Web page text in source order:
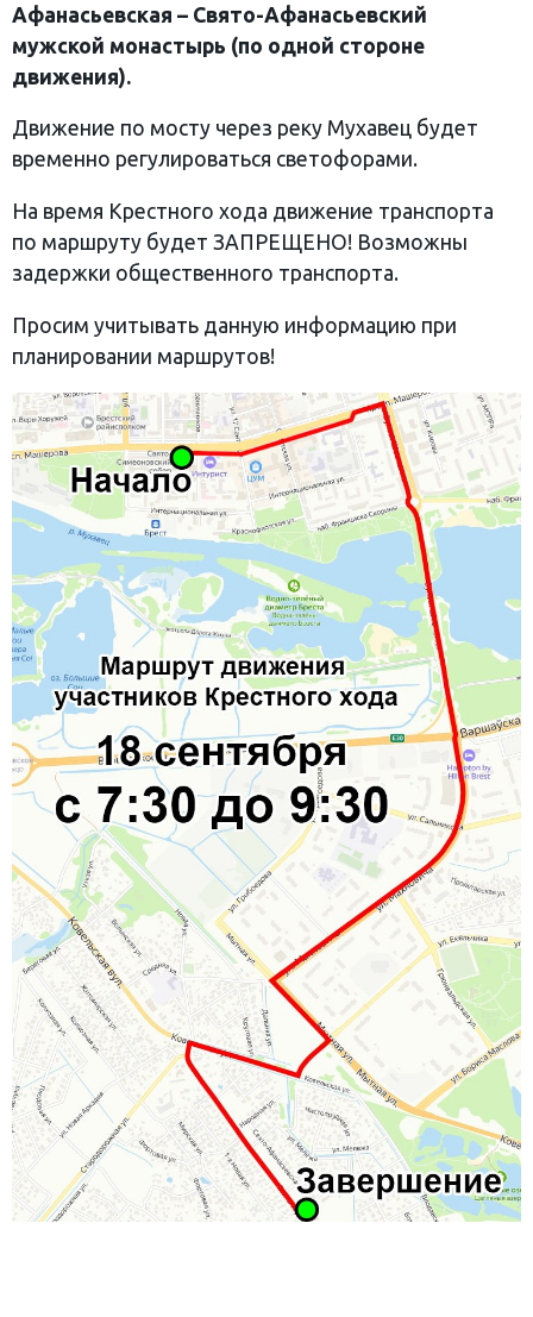
Афанасьевская – Свято-Афанасьевский
мужской монастырь (по одной стороне
движения).
Движение по мосту через реку Мухавец будет
временно регулироваться светофорами.
На время Крестного хода движение транспорта
по маршруту будет ЗАПРЕЩЕНО! Возможны
задержки общественного транспорта.
Просим учитывать данную информацию при
планировании маршрутов!